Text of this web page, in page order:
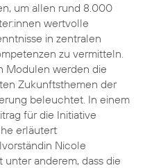
um allen rund 8.000
wertvolle
in zentralen
zu vermitteln.
Modulen werden die
Zukunftsthemen der
beleuchtet. In einem
für die Initiative
erläutert
Nicole
unter anderem, dass die